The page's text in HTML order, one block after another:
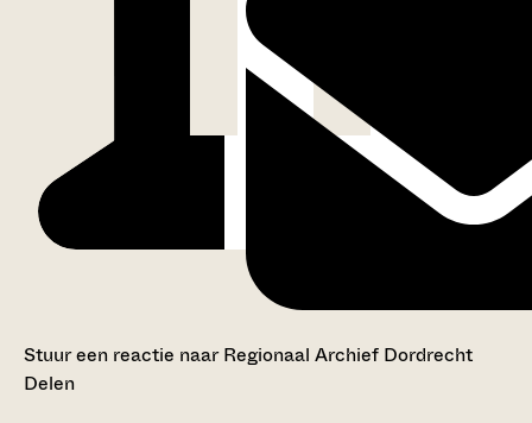
Stuur een reactie naar Regionaal Archief Dordrecht
Delen